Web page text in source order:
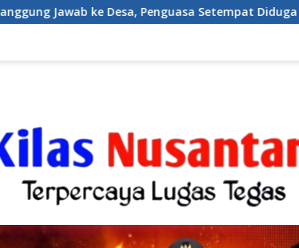
Setempat Diduga Alergi Wartawan